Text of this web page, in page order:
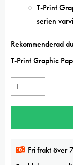
T-Print
serien
Rekommenderad
T-Print Graphic
Screentec
T-
print
RÖD
pappersfärg
Fri frakt över